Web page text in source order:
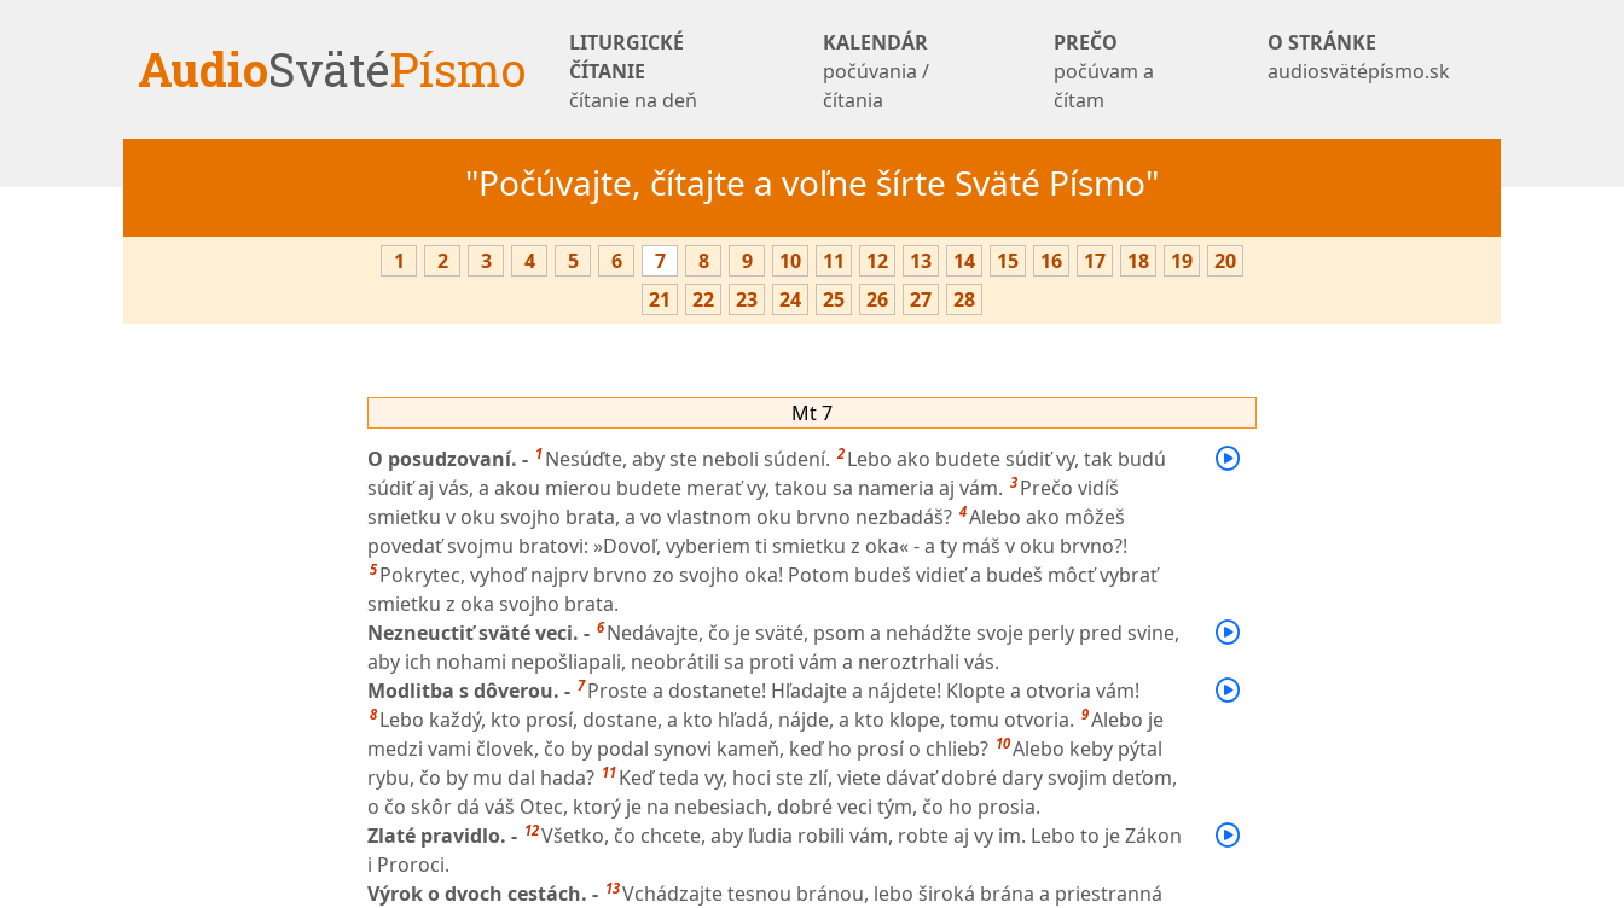
AudioSvätéPísmo
LITURGICKÉ
ČÍTANIE
čítanie na deň
KALENDÁR
počúvania /
čítania
PREČO
počúvam a
čítam
O STRÁNKE
audiosvätépísmo.sk
"Počúvajte, čítajte a voľne šírte Sväté Písmo"
1 2 3 4 5 6 7 8 9 10 11 12 13 14 15 16 17 18 19
20
21
22 23 24 25 26 27 28
Mt 7
O posudzovaní. - 1 Nesúďte, aby ste neboli súdení. 2 Lebo ako budete súdiť vy, tak budú
súdiť aj vás, a akou mierou budete merať vy, takou sa nameria aj vám. 3 Prečo vidíš
smietku v oku svojho brata, a vo vlastnom oku brvno nezbadáš? 4Alebo ako môžeš
povedať svojmu bratovi: »Dovoľ, vyberiem ti smietku z oka« - a ty máš v oku brvno?!
5 Pokrytec, vyhoď najprv brvno zo svojho oka! Potom budeš vidieť a budeš môcť vybrať
smietku z oka svojho brata.
Nezneuctiť sväté veci. - 6 Nedávajte, čo je sväté, psom a nehádžte svoje perly pred svine,
aby ich nohami nepošliapali, neobrátili sa proti vám a neroztrhali vás.
Modlitba s dôverou. - 7 Proste a dostanete! Hľadajte a nájdete! Klopte a otvoria vám!
8 Lebo každý, kto prosí, dostane, a kto hľadá, nájde, a kto klope, tomu otvoria. 9Alebo je
medzi vami človek, čo by podal synovi kameň, keď ho prosí o chlieb? 10Alebo keby pýtal
rybu, čo by mu dal hada? 11 Keď teda vy, hoci ste zlí, viete dávať dobré dary svojim deťom,
o čo skôr dá váš Otec, ktorý je na nebesiach, dobré veci tým, čo ho prosia.
Zlaté pravidlo. - 12Všetko, čo chcete, aby ľudia robili vám, robte aj vy im. Lebo to je Zákon
i Proroci.
Výrok o dvoch cestách. - 13Vchádzajte tesnou bránou, lebo široká brána a priestranná